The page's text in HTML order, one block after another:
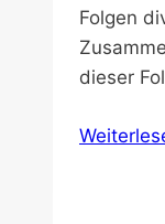
Folgen
dieser